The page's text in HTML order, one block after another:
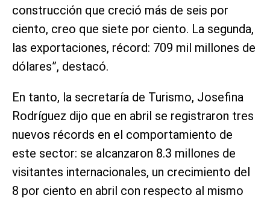
construcción que creció más de seis por
ciento, creo que siete por ciento. La segunda,
las exportaciones, récord: 709 mil millones de
dólares”, destacó.
En tanto, la secretaría de Turismo, Josefina
Rodríguez dijo que en abril se registraron tres
nuevos récords en el comportamiento de
este sector: se alcanzaron 8.3 millones de
visitantes internacionales, un crecimiento del
8 por ciento en abril con respecto al mismo